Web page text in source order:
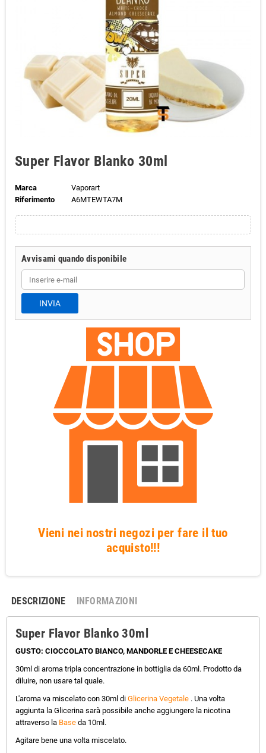
Super Flavor Blanko 30ml
Marca
Vaporart
Riferimento
A6MTEWTA7M
Avvisami quando disponibile
Vieni nei nostri negozi per fare il tuo
acquisto!!!
DESCRIZIONE INFORMAZIONI
Super Flavor Blanko 30ml
GUSTO: CIOCCOLATO BIANCO, MANDORLE E CHEESECAKE
30ml di aroma tripla concentrazione in bottiglia da 60ml. Prodotto da
diluire, non usare tal quale.
L'aroma va miscelato con 30ml di Glicerina Vegetale . Una volta
aggiunta la Glicerina sarà possibile anche aggiungere la nicotina
attraverso la Base da 10ml.
Agitare bene una volta miscelato.